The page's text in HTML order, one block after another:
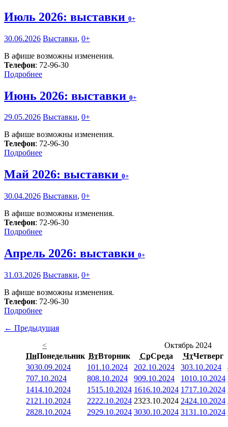
Июль 2026: выставки 0+
30.06.2026 Выставки, 0+
В афише возможны изменения.
Телефон: 72-96-30
Подробнее
Июнь 2026: выставки 0+
29.05.2026 Выставки, 0+
В афише возможны изменения.
Телефон: 72-96-30
Подробнее
Май 2026: выставки 0+
30.04.2026 Выставки, 0+
В афише возможны изменения.
Телефон: 72-96-30
Подробнее
Апрель 2026: выставки 0+
31.03.2026 Выставки, 0+
В афише возможны изменения.
Телефон: 72-96-30
Подробнее
← Предыдущая
<
Октябрь 2024
ПнПонедельник ВтВторник СрСреда ЧтЧетверг
3030.09.2024 101.10.2024 202.10.2024 303.10.2024
707.10.2024 808.10.2024 909.10.2024 1010.10.2024
1414.10.2024 1515.10.2024 1616.10.2024 1717.10.2024
21 21.10.2024 2222.10.2024 2323.10.2024 2424.10.2024
2828.10.2024 2929.10.2024 3030.10.2024 3131.10.2024